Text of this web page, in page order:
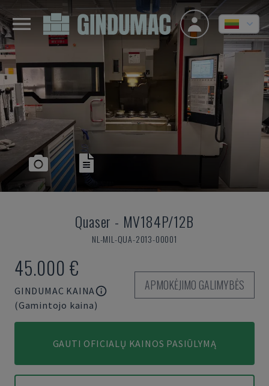
Quaser - MV184P/12B
NL-MIL-QUA-2013-00001
45.000 €
GINDUMAC KAINA
(Gamintojo kaina)
APMOKĖJIMO GALIMYBĖS
GAUTI OFICIALŲ KAINOS PASIŪLYMĄ